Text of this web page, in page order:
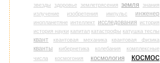
звезды
здоровье землетрясения земля
знания
излучение
изобретения импульс инженер
инопланетяне интеллект исследования история
история науки капитал катастрофы катушка теслы
квант квантовая механика квантовая физика
кванты кибернетика колебания
комплексные
числа
космогония космология космос